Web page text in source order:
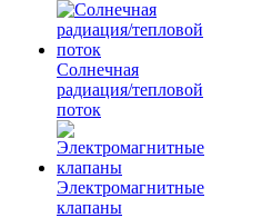
Солнечная
радиация/тепловой
поток
Электромагнитные
клапаны